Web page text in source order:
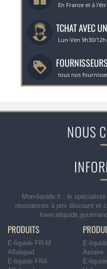
En France et à
TCHAT AVEC
Lun-Ven 9h30/
tous nos
NOUS
Mon-liquide.fr : le
résistances à prix discount et
PRODUITS
E-liquide FR-M
Alfaliquid
E-liquide FR4
E-
Astaire
E-